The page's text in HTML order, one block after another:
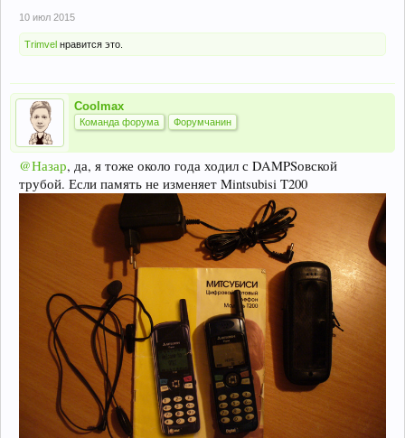
10 июл 2015
Trimvel нравится это.
Coolmax
Команда форума Форумчанин
@Назар, да, я тоже около года ходил с DAMPSовской
трубой. Если память не изменяет Mintsubisi T200